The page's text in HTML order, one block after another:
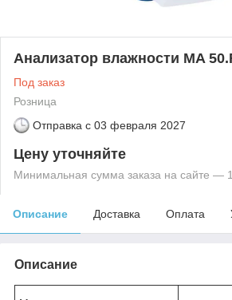
Анализатор влажности MA
Под заказ
Розница
Отправка с 03 февраля 2027
Цену уточняйте
Минимальная сумма заказа на сайте —
Описание Доставка Оплата
Описание